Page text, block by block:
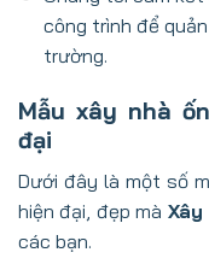
công trình để
trường.
Mẫu xây nhà
đại
Dưới đây là một số
hiện đại, đẹp mà
các bạn.